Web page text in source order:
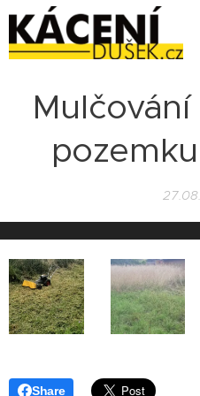
Share